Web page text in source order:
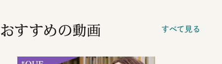
おすすめの動画 すべて見る